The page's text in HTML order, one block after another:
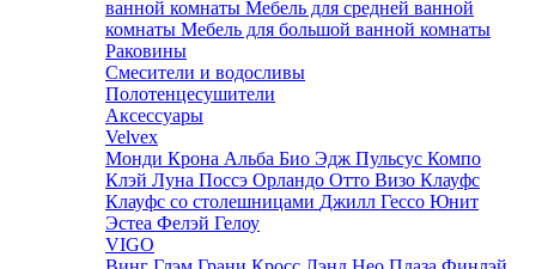
ванной комнаты Мебель для средней ванной
комнаты Мебель для большой ванной комнаты
Раковины
Смесители и водосливы
Полотенцесушители
Аксессуары
Velvex
Монди Крона Альба Био Эдж Пульсус Компо
Клэй Луна Поссэ Орландо Отто Визо Клауфс
Клауфс со столешницами Джилл Гессо Юнит
Эстеа Фелэй Гелоу
VIGO